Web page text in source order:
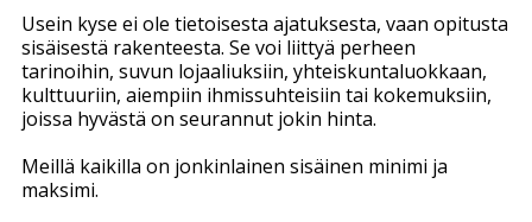
Usein kyse ei ole tietoisesta ajatuksesta, vaan opitusta
sisäisestä rakenteesta. Se voi liittyä perheen
tarinoihin, suvun lojaaliuksiin, yhteiskuntaluokkaan,
kulttuuriin, aiempiin ihmissuhteisiin tai kokemuksiin,
joissa hyvästä on seurannut jokin hinta.
Meillä kaikilla on jonkinlainen sisäinen minimi ja
maksimi.